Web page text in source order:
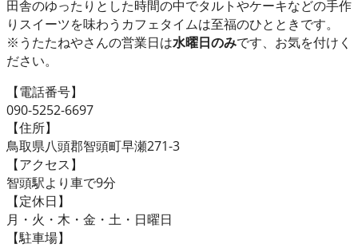
田舎のゆったりとした時間の中でタルトやケーキなどの手作
りスイーツを味わうカフェタイムは至福のひとときです。
※うたたねやさんの営業日は水曜日のみです、お気を付けく
ださい。
【電話番号】
090-5252-6697
【住所】
鳥取県八頭郡智頭町早瀬271-3
【アクセス】
智頭駅より車で9分
【定休日】
月・火・木・金・土・日曜日
【駐車場】